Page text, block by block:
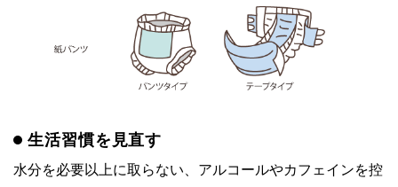
生活習慣を見直す
水分を必要以上に取らない、アルコールやカフェインを控